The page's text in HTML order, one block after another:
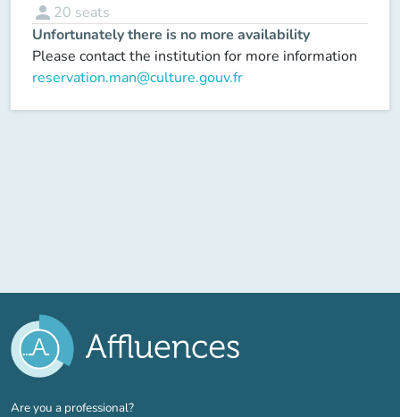
person 20 seats
Unfortunately there is no more availability
Please contact the institution for more information
reservation.man@culture.gouv.fr
Are you a professional?(new tab)